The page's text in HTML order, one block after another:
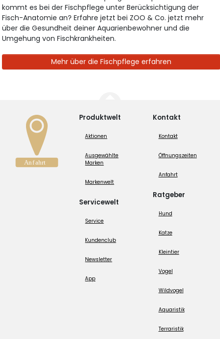
kommt es bei der Fischpflege unter Berücksichtigung der
Fisch-Anatomie an? Erfahre jetzt bei ZOO & Co. jetzt mehr
über die Gesundheit deiner Aquarienbewohner und die
Umgehung von Fischkrankheiten.
Mehr über die Fischpflege erfahren
Produktwelt
Aktionen
Ausgewählte
Marken
Markenwelt
Servicewelt
Service
Kundenclub
Newsletter
App
Kontakt
Kontakt
Öffnungszeiten
Anfahrt
Ratgeber
Hund
Katze
Kleintier
Vogel
Wildvogel
Aquaristik
Terraristik